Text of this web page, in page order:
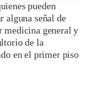
pueden
alguna señal de
medicina general y
de la
en el primer piso